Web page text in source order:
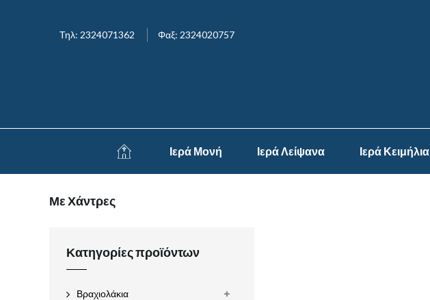
Τηλ: 2324071362 Φαξ: 2324020757
Ιερά Μονή Ιερά Λείψανα Ιερά Κειμήλια
Με Χάντρες
Κατηγορίες προϊόντων
Βραχιολάκια